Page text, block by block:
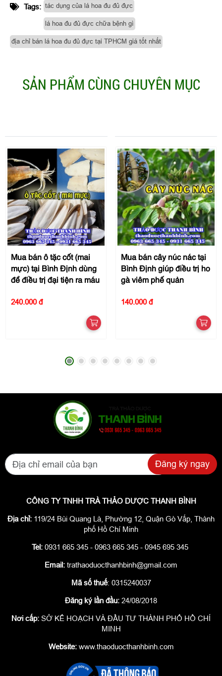
Tags: tác dụng của lá hoa đu đủ đực
lá hoa đu đủ đực chữa bệnh gì
địa chỉ bán lá hoa đu đủ đực tại TPHCM giá tốt nhất
SẢN PHẨM CÙNG CHUYÊN MỤC
Mua bán ô tặc cốt (mai
mực) tại Bình Định dùng
để điều trị đại tiện ra máu
240.000 đ
Mua bán cây núc nác tại
Bình Định giúp điều trị ho
gà viêm phế quản
140.000 đ
Đăng ký ngay
CÔNG TY TNHH TRÀ THẢO DƯỢC THANH BÌNH
Địa chỉ: 119/24 Bùi Quang Là, Phường 12, Quận Gò Vấp, Thành
phố Hồ Chí Minh
Tel: 0931 665 345 - 0963 665 345 - 0945 695 345
Email: trathaoduocthanhbinh@gmail.com
Mã số thuế: 0315240037
Đăng ký lần đầu: 24/08/2018
Nơi cấp: SỞ KẾ HOẠCH VÀ ĐẦU TƯ THÀNH PHỐ HỒ CHÍ
MINH
Website:www.thaoduocthanhbinh.com